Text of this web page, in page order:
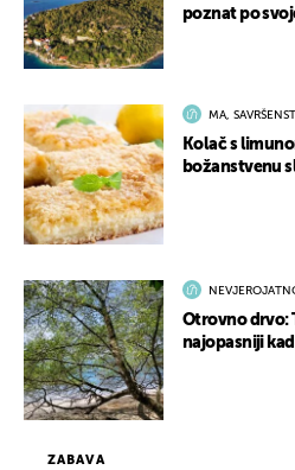
ZABAVA
poznat po
MA,
Kolač s
božanstvenu
Otrovno drvo:
najopasniji